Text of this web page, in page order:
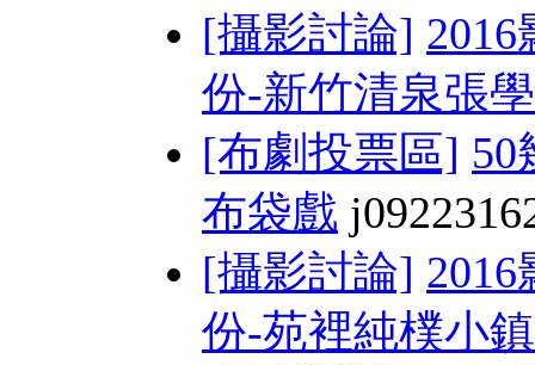
[攝影討論]
份-新竹清泉張
[布劇投票區] 50
布袋戲
[攝影討論]
份-苑裡純樸小鎮